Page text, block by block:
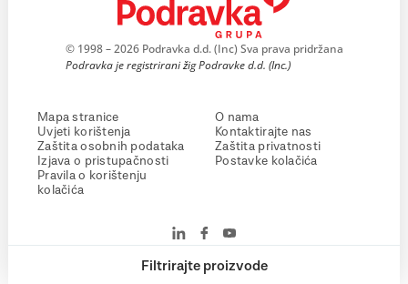
Filtrirajte proizvode
© 1998 – 2026 Podravka d.d. (Inc) Sva prava pridržana
Podravka je registrirani žig Podravke d.d. (Inc.)
Mapa stranice
Uvjeti korištenja
Zaštita osobnih podataka
Izjava o pristupačnosti
Pravila o korištenju
kolačića
O nama
Kontaktirajte nas
Zaštita privatnosti
Postavke kolačića